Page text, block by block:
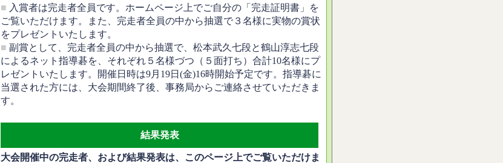
■ 入賞者は完走者全員です。ホームページ上でご自分の「完走証明書」を
ご覧いただけます。また、完走者全員の中から抽選で３名様に実物の賞状
をプレゼントいたします。
■ 副賞として、完走者全員の中から抽選で、松本武久七段と鶴山淳志七段
によるネット指導碁を、それぞれ５名様づつ（５面打ち）合計10名様にプ
レゼントいたします。開催日時は9月19日(金)16時開始予定です。指導碁に
当選された方には、大会期間終了後、事務局からご連絡させていただきま
す。
結果発表
大会開催中の完走者、および結果発表は、このページ上でご覧いただけま